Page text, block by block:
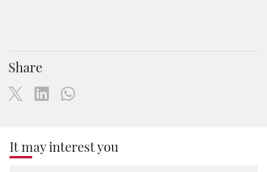
Share
It may interest you